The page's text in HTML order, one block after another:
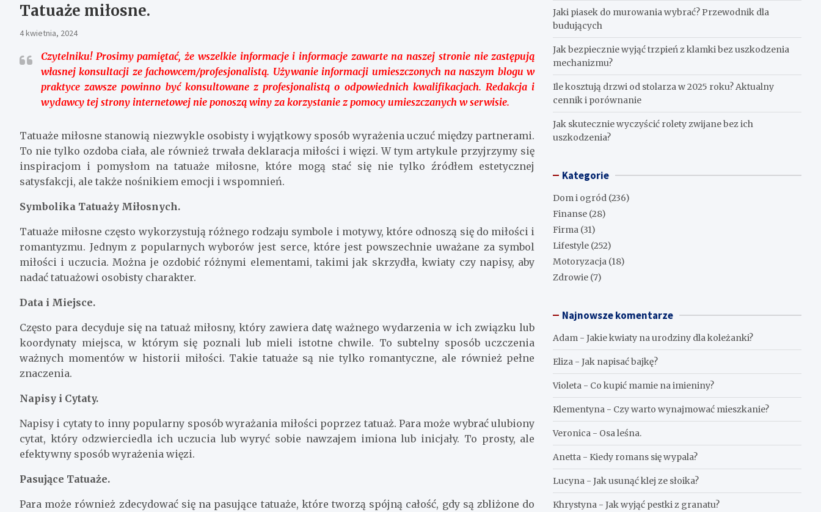
Tatuaże miłosne.
4 kwietnia, 2024
Czytelniku!Prosimy pamiętać, że wszelkie informacje i informacje zawarte na naszej stronie nie zastępują
własnej konsultacji ze fachowcem/profesjonalistą. Używanie informacji umieszczonych na naszym blogu w
praktyce zawsze powinno być konsultowane z profesjonalistą o odpowiednich kwalifikacjach. Redakcja i
wydawcy tej strony internetowej nie ponoszą winy za korzystanie z pomocy umieszczanych w serwisie.
Tatuaże miłosne stanowią niezwykle osobisty i wyjątkowy sposób wyrażenia uczuć między partnerami.
To nie tylko ozdoba ciała, ale również trwała deklaracja miłości i więzi. W tym artykule przyjrzymy się
inspiracjom i pomysłom na tatuaże miłosne, które mogą stać się nie tylko źródłem estetycznej
satysfakcji, ale także nośnikiem emocji i wspomnień.
Symbolika Tatuaży Miłosnych.
Tatuaże miłosne często wykorzystują różnego rodzaju symbole i motywy, które odnoszą się do miłości i
romantyzmu. Jednym z popularnych wyborów jest serce, które jest powszechnie uważane za symbol
miłości i uczucia. Można je ozdobić różnymi elementami, takimi jak skrzydła, kwiaty czy napisy, aby
nadać tatuażowi osobisty charakter.
Data i Miejsce.
Często para decyduje się na tatuaż miłosny, który zawiera datę ważnego wydarzenia w ich związku lub
koordynaty miejsca, w którym się poznali lub mieli istotne chwile. To subtelny sposób uczczenia
ważnych momentów w historii miłości. Takie tatuaże są nie tylko romantyczne, ale również pełne
znaczenia.
Napisy i Cytaty.
Napisy i cytaty to inny popularny sposób wyrażania miłości poprzez tatuaż. Para może wybrać ulubiony
cytat, który odzwierciedla ich uczucia lub wyryć sobie nawzajem imiona lub inicjały. To prosty, ale
efektywny sposób wyrażenia więzi.
Pasujące Tatuaże.
Para może również zdecydować się na pasujące tatuaże, które tworzą spójną całość, gdy są zbliżone do
Jaki piasek do murowania wybrać? Przewodnik dla
budujących
Jak bezpiecznie wyjąć trzpień z klamki bez uszkodzenia
mechanizmu?
Ile kosztują drzwi od stolarza w 2025 roku? Aktualny
cennik i porównanie
Jak skutecznie wyczyścić rolety zwijane bez ich
uszkodzenia?
Kategorie
Dom i ogród (236)
Finanse (28)
Firma (31)
Lifestyle (252)
Motoryzacja (18)
Zdrowie (7)
Najnowsze komentarze
Adam -Jakie kwiaty na urodziny dla koleżanki?
Eliza -Jak napisać bajkę?
Violeta - Co kupić mamie na imieniny?
Klementyna - Czy warto wynajmować mieszkanie?
Veronica - Osa leśna.
Anetta - Kiedy romans się wypala?
Lucyna -Jak usunąć klej ze słoika?
Khrystyna -Jak wyjąć pestki z granatu?